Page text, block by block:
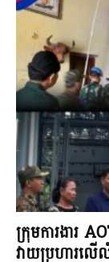
ក្រុមការងារ
វាយប្រហារលើ